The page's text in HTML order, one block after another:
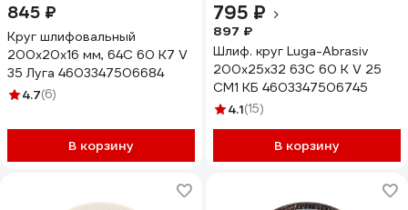
845 ₽
Круг шлифовальный
200x20x16 мм, 64С 60 K7 V
35 Луга 4603347506684
4.7(6)
В корзину
795 ₽
897 ₽
Шлиф. круг Luga-Abrasiv
200х25х32 63С 60 К V 25
СМ1 КБ 4603347506745
4.1(15)
В корзину